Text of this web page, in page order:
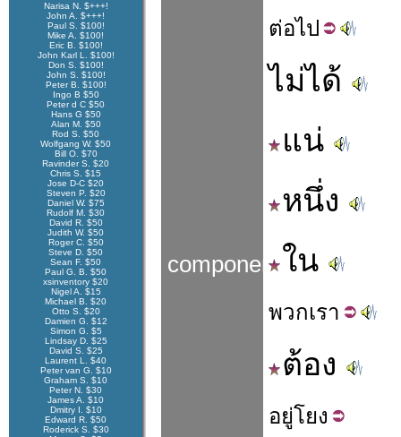
Narisa N. $+++!
John A. $+++!
Paul S. $100!
Mike A. $100!
Eric B. $100!
John Karl L. $100!
Don S. $100!
John S. $100!
Peter B. $100!
Ingo B $50
Peter d C $50
Hans G $50
Alan M. $50
Rod S. $50
Wolfgang W. $50
Bill O. $70
Ravinder S. $20
Chris S. $15
Jose D-C $20
Steven P. $20
Daniel W. $75
Rudolf M. $30
David R. $50
Judith W. $50
Roger C. $50
Steve D. $50
Sean F. $50
Paul G. B. $50
xsinventory $20
Nigel A. $15
Michael B. $20
Otto S. $20
Damien G. $12
Simon G. $5
Lindsay D. $25
David S. $25
Laurent L. $40
Peter van G. $10
Graham S. $10
Peter N. $30
James A. $10
Dmitry I. $10
Edward R. $50
Roderick S. $30
components
ต่อไป
ไม่ได้
แน่
หนึ่ง
ใน
พวกเรา
ต้อง
อยู่โยง